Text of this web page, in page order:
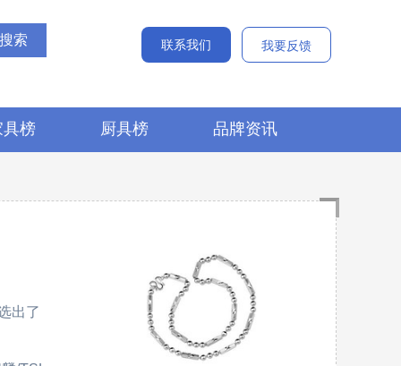
联系我们
我要反馈
具榜 厨具榜 品牌资讯
出了